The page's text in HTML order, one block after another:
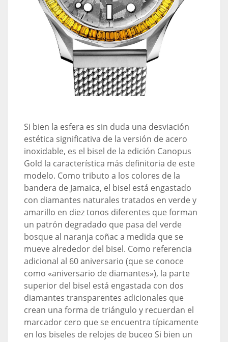
Si bien la esfera es sin duda una desviación
estética significativa de la versión de acero
inoxidable, es el bisel de la edición Canopus
Gold la característica más definitoria de este
modelo. Como tributo a los colores de la
bandera de Jamaica, el bisel está engastado
con diamantes naturales tratados en verde y
amarillo en diez tonos diferentes que forman
un patrón degradado que pasa del verde
bosque al naranja coñac a medida que se
mueve alrededor del bisel. Como referencia
adicional al 60 aniversario (que se conoce
como «aniversario de diamantes»), la parte
superior del bisel está engastada con dos
diamantes transparentes adicionales que
crean una forma de triángulo y recuerdan el
marcador cero que se encuentra típicamente
en los biseles de relojes de buceo Si bien un